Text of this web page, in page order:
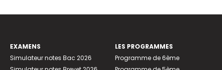
EXAMENS
Simulateur notes Bac 2026
LES PROGRAMMES
Programme de 6ème